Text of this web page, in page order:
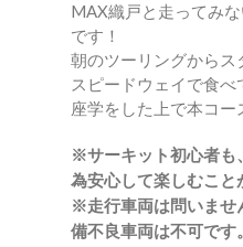
MAX織戸と走ってみ
です！
朝のツーリングから
スピードウェイで食
座学をした上で本コー
※サーキット初心者も
為安心して楽しむこと
※走行車両は問いませ
備不良車両は不可です。